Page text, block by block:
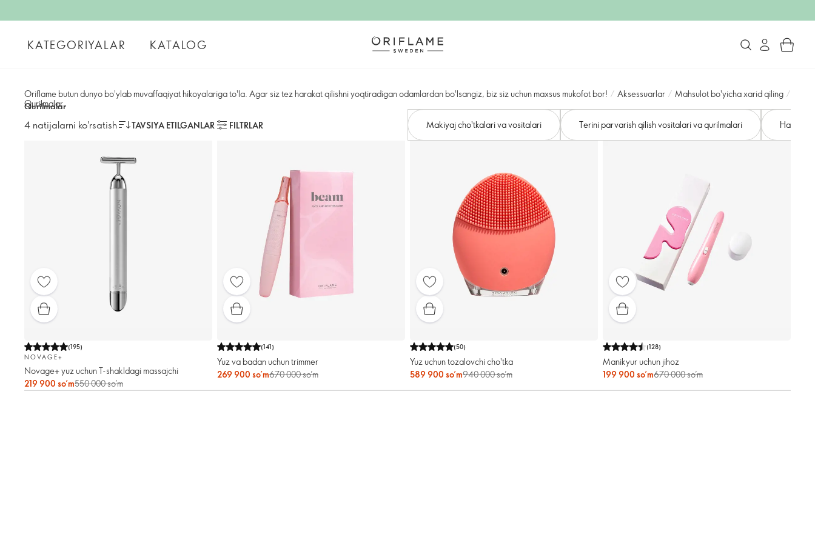
KATEGORIYALAR KATALOG
Oriflame butun dunyo bo'ylab muvaffaqiyat hikoyalariga to'la. Agar siz tez harakat qilishni yoqtiradigan odamlardan bo'lsangiz, biz siz uchun maxsus mukofot bor! / Aksessuarlar / Mahsulot bo'yicha xarid qiling /
Qurilmalar
Qurilmalar
4 natijalarni ko'rsatish TAVSIYA ETILGANLAR FILTRLAR Makiyaj cho'tkalari va vositalari Terini parvarish qilish vositalari va qurilmalari
(195)
NOVAGE+
Novage+ yuz uchun T-shakldagi massajchi
219 900 so’m550 000 so’m
(141)
Yuz va badan uchun trimmer
269 900 so’m670 000 so’m
(50)
Yuz uchun tozalovchi cho'tka
589 900 so’m940 000 so’m
(128)
Manikyur uchun jihoz
199 900 so’m670 000 so’m